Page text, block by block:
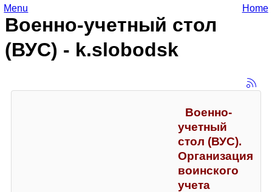
Военно-учетный стол
(ВУС) - k.slobodsk
Menu Home
Военно-
учетный
стол (ВУС).
Организация
воинского
учета